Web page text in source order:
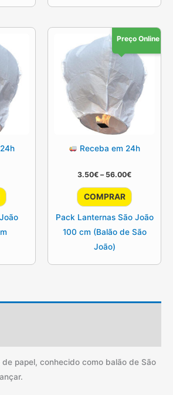
Preço Online
Receba em 24h
3.50€ – 56.00€Price
3.50€
through
COMPRAR
This
product
has
multiple
The
product
Pack Lanternas São João
100 cm (Balão de São
João)
de papel, conhecido como balão de São